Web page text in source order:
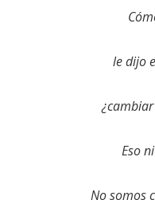
le dijo
Eso
No somos